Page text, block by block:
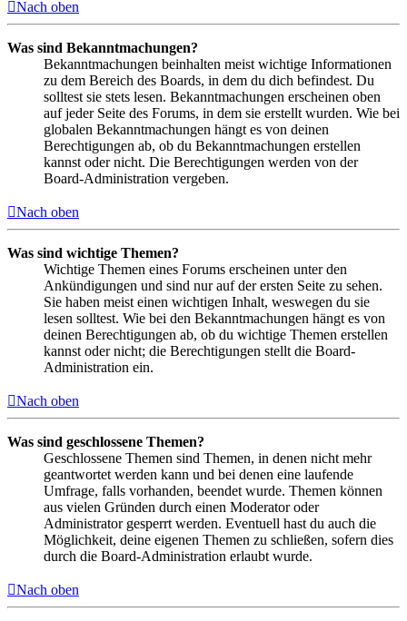
Nach oben
Was sind Bekanntmachungen?
Bekanntmachungen beinhalten meist wichtige Informationen
zu dem Bereich des Boards, in dem du dich befindest. Du
solltest sie stets lesen. Bekanntmachungen erscheinen oben
auf jeder Seite des Forums, in dem sie erstellt wurden. Wie bei
globalen Bekanntmachungen hängt es von deinen
Berechtigungen ab, ob du Bekanntmachungen erstellen
kannst oder nicht. Die Berechtigungen werden von der
Board-Administration vergeben.
Nach oben
Was sind wichtige Themen?
Wichtige Themen eines Forums erscheinen unter den
Ankündigungen und sind nur auf der ersten Seite zu sehen.
Sie haben meist einen wichtigen Inhalt, weswegen du sie
lesen solltest. Wie bei den Bekanntmachungen hängt es von
deinen Berechtigungen ab, ob du wichtige Themen erstellen
kannst oder nicht; die Berechtigungen stellt die Board-
Administration ein.
Nach oben
Was sind geschlossene Themen?
Geschlossene Themen sind Themen, in denen nicht mehr
geantwortet werden kann und bei denen eine laufende
Umfrage, falls vorhanden, beendet wurde. Themen können
aus vielen Gründen durch einen Moderator oder
Administrator gesperrt werden. Eventuell hast du auch die
Möglichkeit, deine eigenen Themen zu schließen, sofern dies
durch die Board-Administration erlaubt wurde.
Nach oben